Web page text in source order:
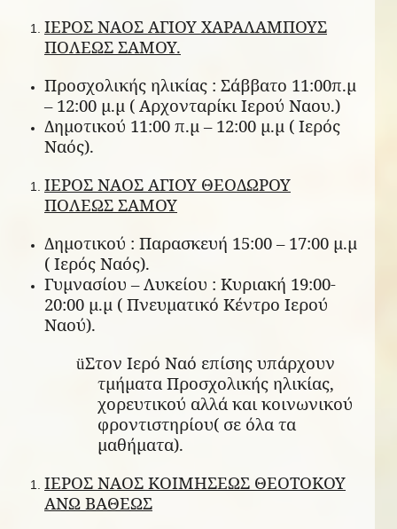
ΙΕΡΟΣ ΝΑΟΣ ΑΓΙΟΥ ΧΑΡΑΛΑΜΠΟΥΣ
ΠΟΛΕΩΣ ΣΑΜΟΥ.
Προσχολικής ηλικίας : Σάββατο 11:00π.μ
– 12:00 μ.μ ( Αρχονταρίκι Ιερού Ναου.)
Δημοτικού 11:00 π.μ – 12:00 μ.μ ( Ιερός
Ναός).
ΙΕΡΟΣ ΝΑΟΣ ΑΓΙΟΥ ΘΕΟΔΩΡΟΥ
ΠΟΛΕΩΣ ΣΑΜΟΥ
Δημοτικού : Παρασκευή 15:00 – 17:00 μ.μ
( Ιερός Ναός).
Γυμνασίου – Λυκείου : Κυριακή 19:00-
20:00 μ.μ ( Πνευματικό Κέντρο Ιερού
Ναού).
üΣτον Ιερό Ναό επίσης υπάρχουν
τμήματα Προσχολικής ηλικίας,
χορευτικού αλλά και κοινωνικού
φροντιστηρίου( σε όλα τα
μαθήματα).
ΙΕΡΟΣ ΝΑΟΣ ΚΟΙΜΗΣΕΩΣ ΘΕΟΤΟΚΟΥ
ΑΝΩ ΒΑΘΕΩΣ